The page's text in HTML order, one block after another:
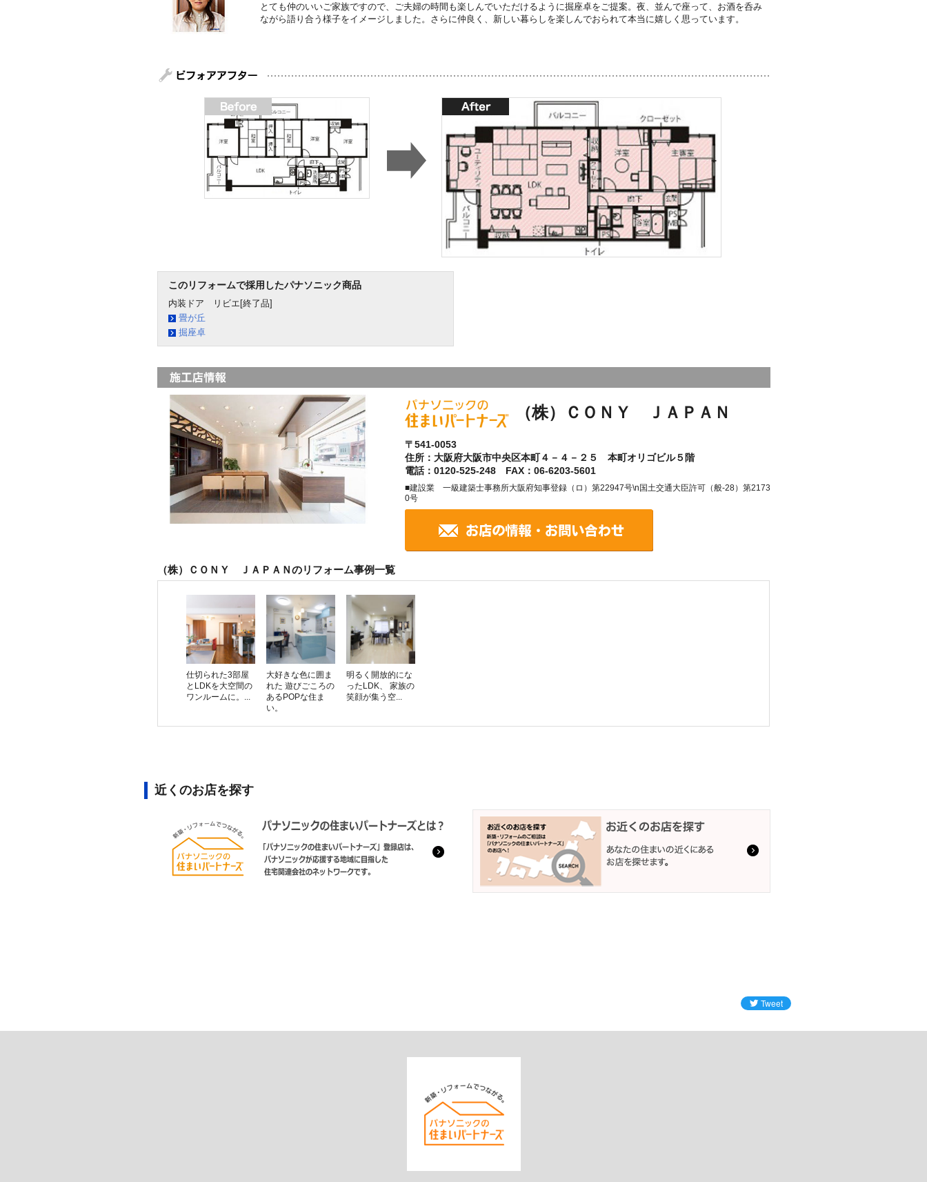
とても仲のいいご家族ですので、ご夫婦の時間も楽しんでいただけるように掘座卓をご提案。夜、並んで座って、お酒を呑み
ながら語り合う様子をイメージしました。さらに仲良く、新しい暮らしを楽しんでおられて本当に嬉しく思っています。
このリフォームで採用したパナソニック商品
内装ドア リビエ[終了品]
畳が丘
掘座卓
（株）ＣＯＮＹ ＪＡＰＡＮ
〒541-0053
住所：大阪府大阪市中央区本町４－４－２５ 本町オリゴビル５階
電話：0120-525-248 FAX：06-6203-5601
■建設業 一級建築士事務所大阪府知事登録（ロ）第22947号\n国土交通大臣許可（般-28）第2173
0号
（株）ＣＯＮＹ ＪＡＰＡＮのリフォーム事例一覧
仕切られた3部屋
とLDKを大空間の
ワンルームに。...
大好きな色に囲ま
れた 遊びごころの
あるPOPな住ま
い。
明るく開放的にな
ったLDK、 家族の
笑顔が集う空...
近くのお店を探す